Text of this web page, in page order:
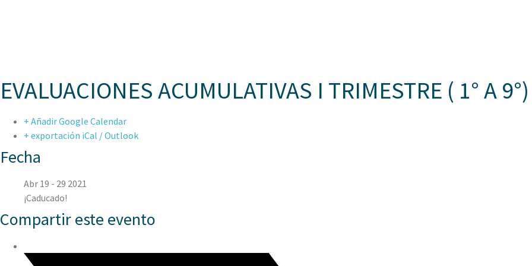
EVALUACIONES ACUMULATIVAS I TRIMESTRE ( 1° A 9°)
+ Añadir Google Calendar
+ exportación iCal / Outlook
Fecha
Abr 19 - 29 2021
¡Caducado!
Compartir este evento